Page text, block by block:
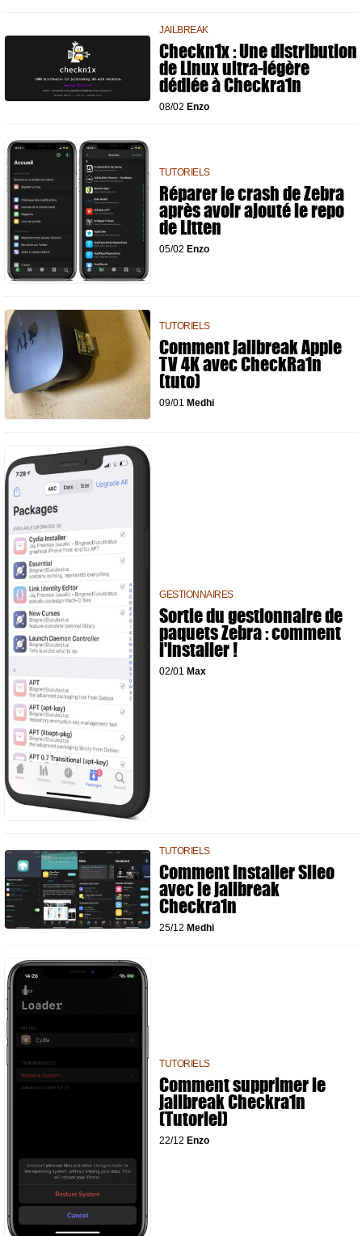
JAILBREAK
Checkn1x : Une distribution
de Linux ultra-légère
dédiée à Checkra1n
08/02 Enzo
TUTORIELS
Réparer le crash de Zebra
après avoir ajouté le repo
de Litten
05/02 Enzo
TUTORIELS
Comment jailbreak Apple
TV 4K avec CheckRa1n
(tuto)
09/01 Medhi
GESTIONNAIRES
Sortie du gestionnaire de
paquets Zebra : comment
l'installer !
02/01 Max
TUTORIELS
Comment installer Sileo
avec le jailbreak
Checkra1n
25/12 Medhi
TUTORIELS
Comment supprimer le
jailbreak Checkra1n
(Tutoriel)
22/12 Enzo